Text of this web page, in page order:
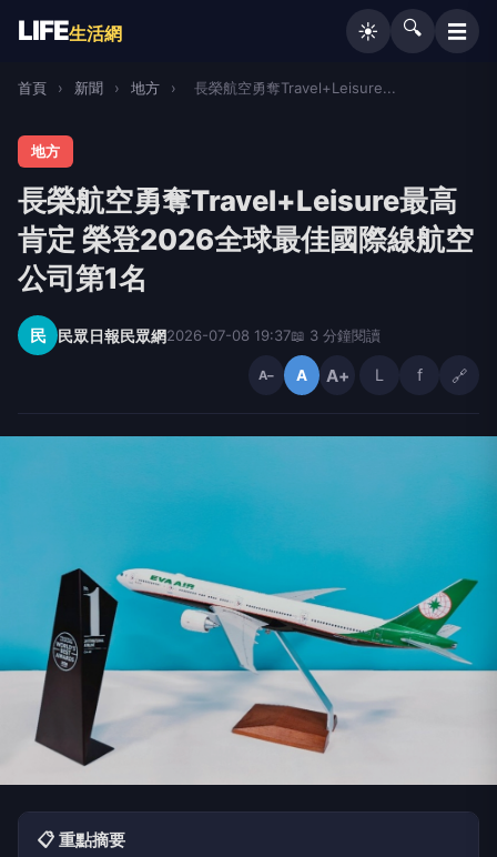
LIFE生活網 ☀️ 🔍 ☰
首頁 › 新聞 › 地方 › 長榮航空勇奪Travel+Leisure...
地方
長榮航空勇奪Travel+Leisure最高
肯定 榮登2026全球最佳國際線航空
公司第1名
民 民眾日報民眾網2026-07-08 19:37📖 3 分鐘閱讀
A− A A+ L f 🔗
📋 重點摘要